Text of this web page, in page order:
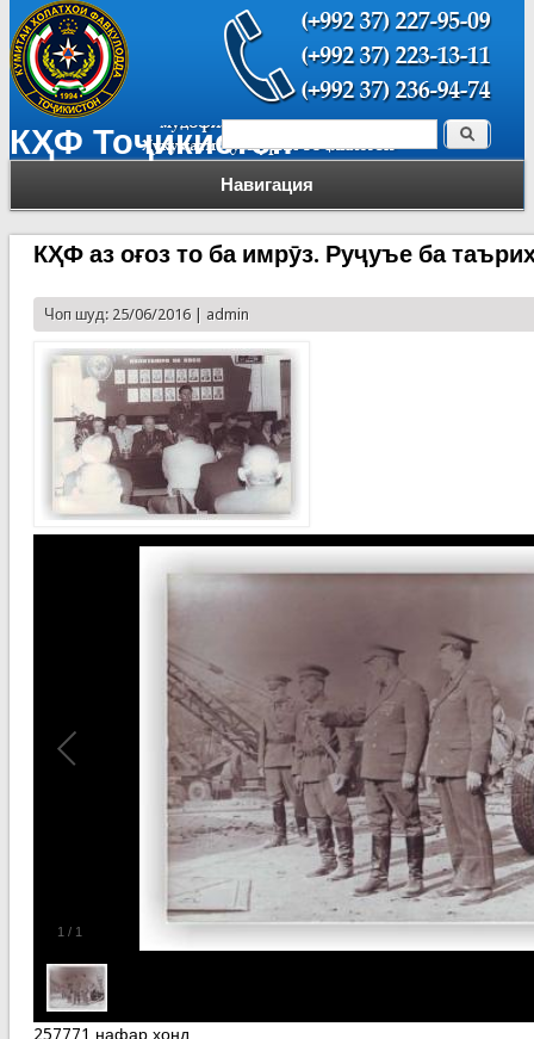
КҲФ Тоҷикистон
Навигация
Форма поиска Поиск
КҲФ аз оғоз то ба имрӯз. Руҷуъе ба
Чоп шуд: 25/06/2016 | admin
1 / 1
257771 нафар хонд